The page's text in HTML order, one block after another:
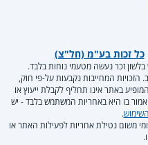
כל זכות בע"מ (חל"צ)
זכר נעשה מטעמי נוחות בלבד.
הזכויות המחייבות נקבעות על-פי חוק,
באתר אינו תחליף לקבלת ייעוץ או
בו היא באחריות המשתמש בלבד - יש
.
משום נטילת אחריות לפעילות האתר או